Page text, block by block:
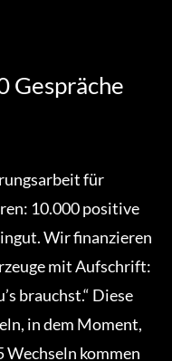
Gespräche
für
10.000 positive
Wir finanzieren
mit Aufschrift:
brauchst.“ Diese
in dem Moment,
Wechseln kommen